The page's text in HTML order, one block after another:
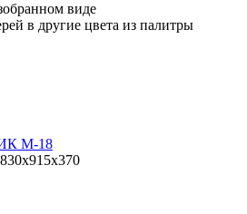
виде
в другие цвета из палитры
M-18